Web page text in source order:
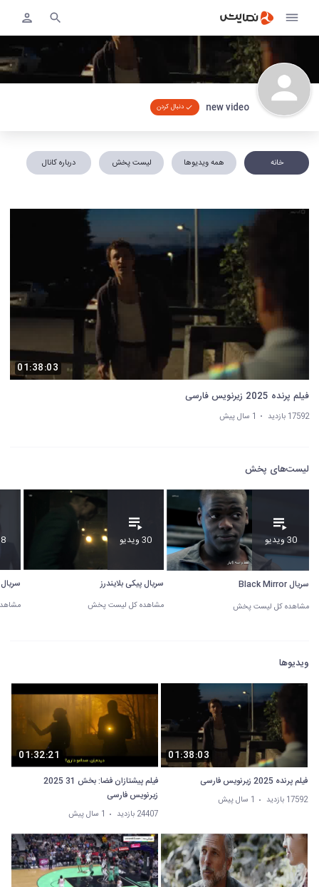
new video دنبال کردن
خانه همه ویدیوها لیست پخش درباره کانال
01:38:03
فیلم پرنده 2025 زیرنویس فارسی
17592 بازدید 1 سال پیش
لیست‌های پخش
30 ویدیو
سریال Black Mirror
مشاهده کل لیست پخش
30 ویدیو
سریال پیکی بلایندرز
مشاهده کل لیست پخش
8 ویدیو
ویدیوها
01:38:03
فیلم پرنده 2025 زیرنویس فارسی
17592 بازدید 1 سال پیش
01:32:21
فیلم پیشتازان فضا: بخش 31 2025
زیرنویس فارسی
24407 بازدید 1 سال پیش